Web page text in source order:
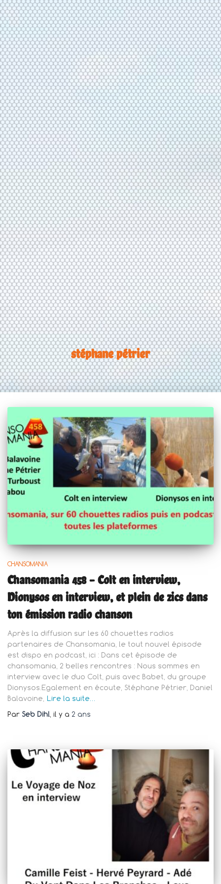
stéphane pétrier
CHANSOMANIA
Chansomania 458 – Colt en interview,
Dionysos en interview, et plein de zics dans
ton émission radio chanson
Après la diffusion sur les 60 chouettes radios
partenaires de Chansomania, le tout nouvel épisode
est dispo en podcast, ici : Dans cet épisode de
chansomania, 2 belles rencontres : Nous sommes en
interview avec le duo Colt, puis avec Babet, du groupe
Dionysos.Egalement en écoute, Stéphane Pétrier, Daniel
Balavoine, Lire la suite…
Par Seb Dihl , il y a 2 ans